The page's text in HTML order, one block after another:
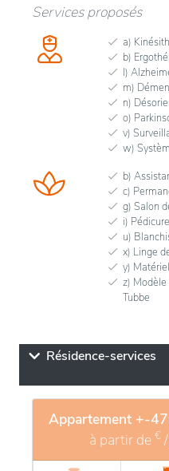
Services proposés
a)
b)
l)
m)
n)
o)
v)
w)
b)
c)
g) Salon
i)
u)
x) Linge
y)
z) Modèle
Tubbe
Résidence-services
Appartement +-
à partir de €